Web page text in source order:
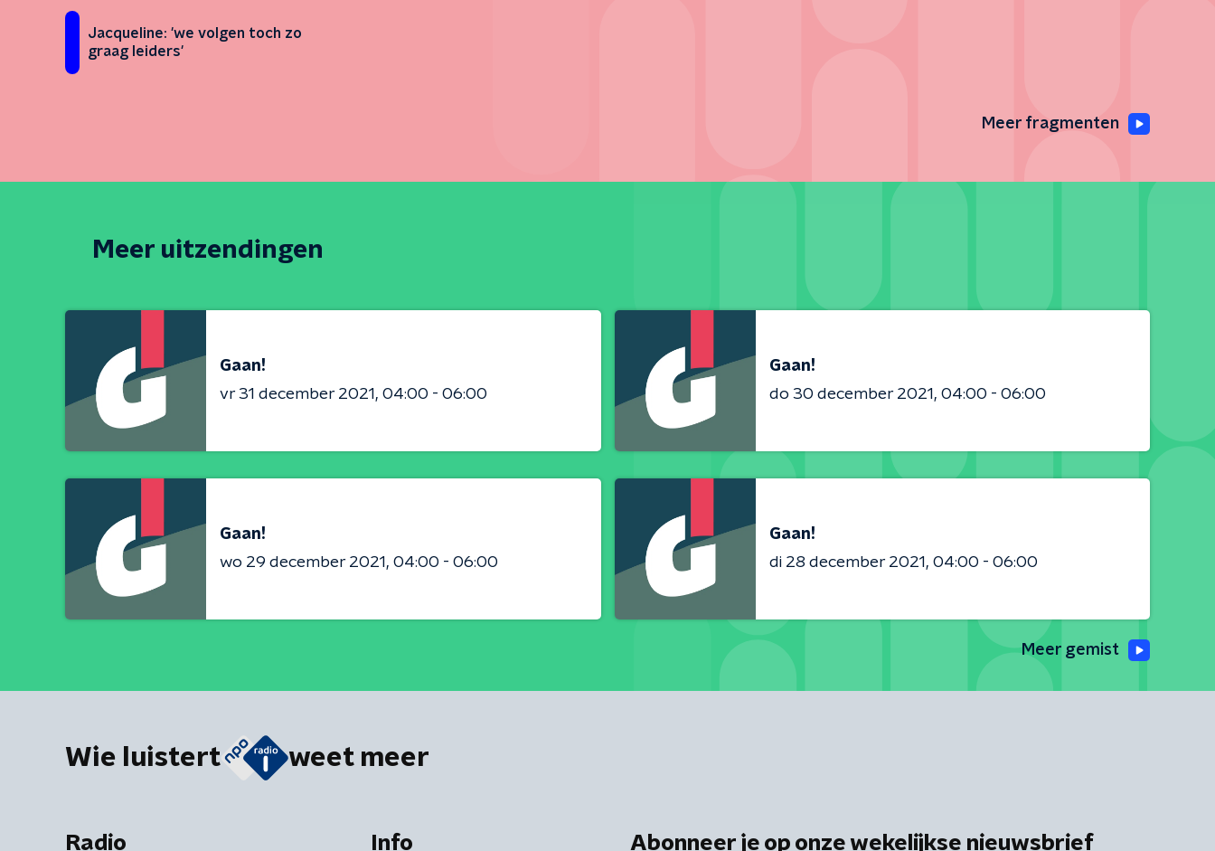
Jacqueline: 'we volgen toch zo
graag leiders'
Meer fragmenten
Meer uitzendingen
Gaan!
vr 31 december 2021
04:00 - 06:00
Gaan!
do 30 december 2021
04:00 - 06:00
Gaan!
wo 29 december 2021
04:00 - 06:00
Gaan!
di 28 december 2021
04:00 - 06:00
Meer gemist
Wie luistert weet meer
Radio Info Abonneer je op onze wekelijkse nieuwsbrief